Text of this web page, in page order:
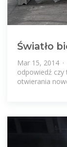
Światło
Mar 15, 2014
odpowiedź czy
otwierania